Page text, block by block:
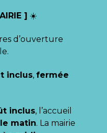
] ☀️
d’ouverture
inclus, fermée
inclus, l’accueil
matin. La mairie